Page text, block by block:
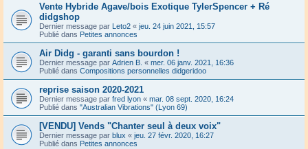
Vente Hybride Agave/bois Exotique TylerSpencer + Ré
didgshop
Dernier message par Leto2 « jeu. 24 juin 2021, 15:57
Publié dans Petites annonces
Air Didg - garanti sans bourdon !
Dernier message par Adrien B. « mer. 06 janv. 2021, 16:36
Publié dans Compositions personnelles didgeridoo
reprise saison 2020-2021
Dernier message par fred lyon « mar. 08 sept. 2020, 16:24
Publié dans "Australian Vibrations" (Lyon 69)
[VENDU] Vends "Chanter seul à deux voix"
Dernier message par blux « jeu. 27 févr. 2020, 16:27
Publié dans Petites annonces